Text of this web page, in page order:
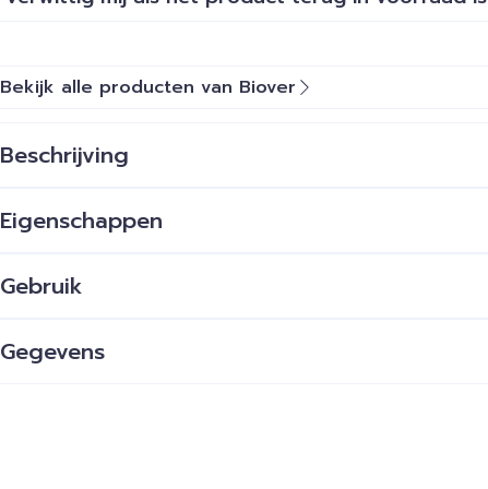
Bekijk alle producten van Biover
Beschrijving
Eigenschappen
Gebruik
Gegevens